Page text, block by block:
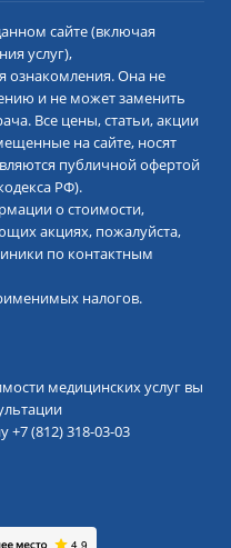
сайте (включая
услуг),
ознакомления. Она не
и не может заменить
Все цены, статьи, акции
на сайте, носят
публичной офертой
РФ).
о стоимости,
акциях, пожалуйста,
по контактным
налогов.
медицинских услуг вы
+7 (812) 318-03-03